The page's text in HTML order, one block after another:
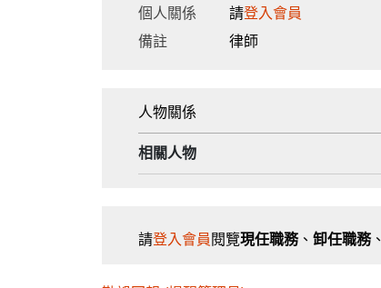
個人關係
請登入會員
備註
律師
人物關係
相關人物
請登入會員 閱覽現任職務、 卸任職務、